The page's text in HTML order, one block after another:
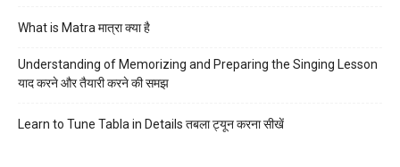
What is Matra मात्रा क्या है
Understanding of Memorizing and Preparing the Singing Lesson
याद करने और तैयारी करने की समझ
Learn to Tune Tabla in Details तबला ट्यून करना सीखें